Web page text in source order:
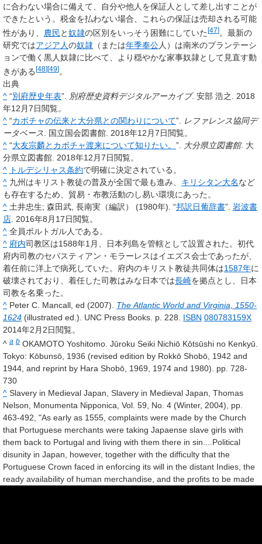
に合わない場合に備えて、自分や他人を保証人として差し出すことが
できたという。税金を払わない場合、これらの保証は売却される可能
性があり、 農民と奴隷の区別をいっそう困難にしていた[47]。最新の
研究ではアジア人の奴隷 （または年季奉公人）は南米のプランテーシ
ョンで働く黒人奴隷に比べて、より穏やかな家事奴隷として見直す動
きがある[48][49]。
出典
^ “別府歴史年表”. 別府歴史資料デジタルアーカイブ. 安部 浩之. 2018
年12月7日閲覧。
^ “カボチャの伝来と大分県との関わりについて”.
レファレンス協同デ
ータベース . 国立国会図書館. 2018年12月7日閲覧。
^ “大友宗麟とカボチャ渡来について知りたい。 ”. 大分県立図書館. 大
分県立図書館. 2018年12月7日閲覧。
^ トルデシリャス条約で明確に決定されている。
^ 九州はキリスト教徒の普及が全国で最も進み、 キリシタン大名など
も存在するため、貿易・布教活動のし易い環境にあった。
^ 土井忠生; 森田武, 長南実（編訳） (1980年). “邦訳日葡辞書”. 岩波書
店 . 2016年8月17日閲覧。
^ 全員ポルトガル人である。
^ 府内司教区は1588年1月、日本列島を管轄として設置された。初代
府内司教のセバスティアン・モラーレスはイエズス会士であったが、
着任前に洋上で病死していた。府内のキリスト教徒共同体は1587年に
破壊されており、着任した司教はみな日本では長崎を拠点とし、
日本
司教を名乗った。
^ Peter C. Mancall, ed (2007). The Atlantic World and Virginia, 1550-
1624 (illustrated ed.). UNC Press Books. p. 228. ISBN 080783159X
2014年2月2日閲覧。
^ a b OKAMOTO Yoshitomo. Jūroku Seiki Nichiō Kōtsūshi no Kenkyū.
Tokyo: Kōbunsō, 1936 (revised edition by Rokkō Shobō, 1942 and
1944, and reprint by Hara Shobō, 1969, 1974 and 1980). pp. 728-
730
^ Slavery in Medieval Japan, Slavery in Medieval Japan, Thomas
Nelson, Monumenta Nipponica, Vol. 59, No. 4 (Winter, 2004), pp.
463-492, "As early as 1555, complaints were made by the Church
that Portuguese merchants were taking Japaense slave girls with
them back to Portugal and living with them there in sin....Political
disunity in Japan, however, together with the difficulty that the
Portuguese Crown faced in enforcing its will in the distant Indies, the
ready availability of human merchandise, and the profits to be made